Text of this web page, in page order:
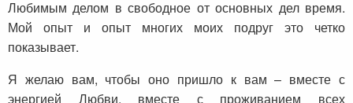
Любимым делом в свободное от основных дел время.
Мой опыт и опыт многих моих подруг это четко
показывает.
Я желаю вам, чтобы оно пришло к вам – вместе с
энергией Любви, вместе с проживанием всех